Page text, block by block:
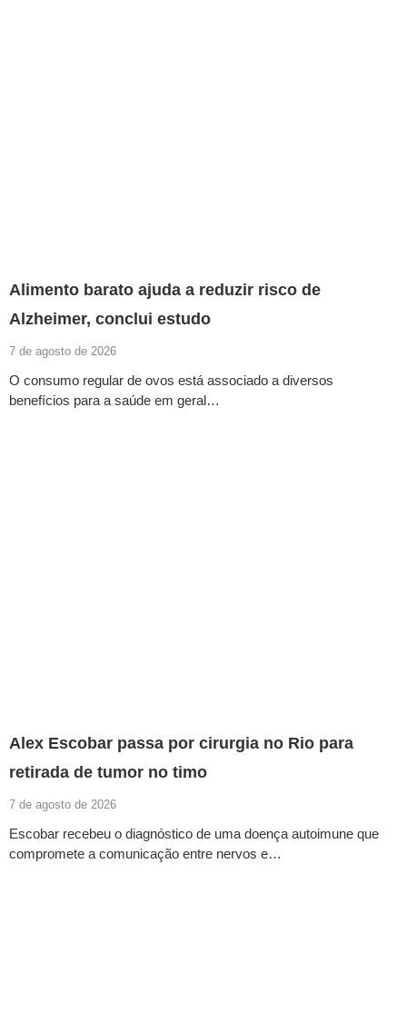
Alimento barato ajuda a reduzir risco de
Alzheimer, conclui estudo
7 de agosto de 2026
O consumo regular de ovos está associado a diversos
benefícios para a saúde em geral…
Alex Escobar passa por cirurgia no Rio para
retirada de tumor no timo
7 de agosto de 2026
Escobar recebeu o diagnóstico de uma doença autoimune que
compromete a comunicação entre nervos e…